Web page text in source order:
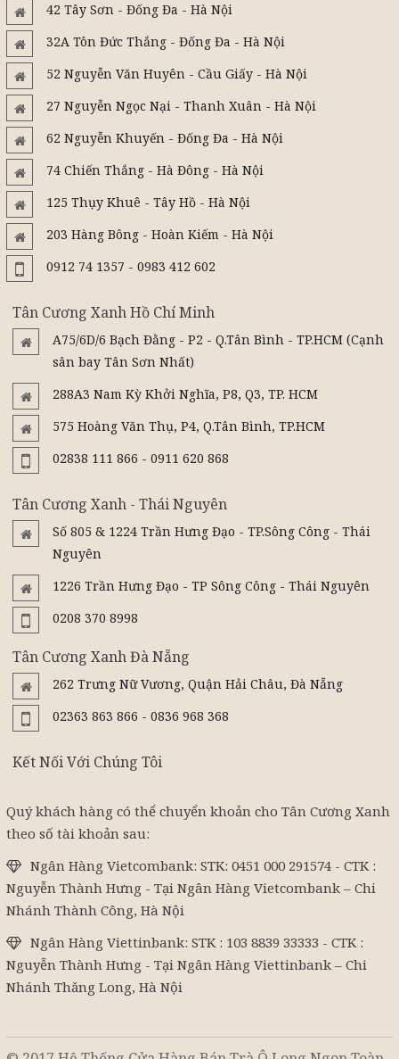
42 Tây Sơn - Đống Đa - Hà Nội
32A Tôn Đức Thắng - Đống Đa - Hà Nội
52 Nguyễn Văn Huyên - Cầu Giấy - Hà Nội
27 Nguyễn Ngọc Nại - Thanh Xuân - Hà Nội
62 Nguyễn Khuyến - Đống Đa - Hà Nội
74 Chiến Thắng - Hà Đông - Hà Nội
125 Thụy Khuê - Tây Hồ - Hà Nội
203 Hàng Bông - Hoàn Kiếm - Hà Nội
0912 74 1357 - 0983 412 602
Tân Cương Xanh Hồ Chí Minh
A75/6D/6 Bạch Đằng - P2 - Q.Tân Bình - TP.HCM (Cạnh
sân bay Tân Sơn Nhất)
288A3 Nam Kỳ Khởi Nghĩa, P8, Q3, TP. HCM
575 Hoàng Văn Thụ, P4, Q.Tân Bình, TP.HCM
02838 111 866 - 0911 620 868
Tân Cương Xanh - Thái Nguyên
Số 805 & 1224 Trần Hưng Đạo - TP.Sông Công - Thái
Nguyên
1226 Trần Hưng Đạo - TP Sông Công - Thái Nguyên
0208 370 8998
Tân Cương Xanh Đà Nẵng
262 Trưng Nữ Vương, Quận Hải Châu, Đà Nẵng
02363 863 866 - 0836 968 368
Kết Nối Với Chúng Tôi
Quý khách hàng có thể chuyển khoản cho Tân Cương Xanh
theo số tài khoản sau:
Ngân Hàng Vietcombank: STK: 0451 000 291574 - CTK :
Nguyễn Thành Hưng - Tại Ngân Hàng Vietcombank – Chi
Nhánh Thành Công, Hà Nội
Ngân Hàng Viettinbank: STK : 103 8839 33333 - CTK :
Nguyễn Thành Hưng - Tại Ngân Hàng Viettinbank – Chi
Nhánh Thăng Long, Hà Nội